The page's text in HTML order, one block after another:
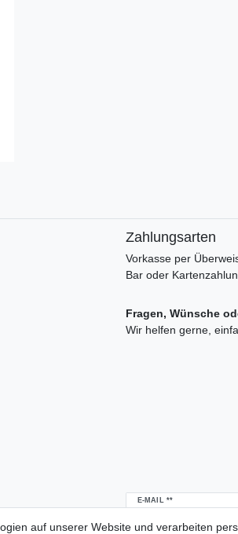
Zahlungsarten
Vorkasse per
Bar oder
Fragen, Wünsche
Wir helfen gerne,
E-MAIL **
Newsletter
auf unserer Website und verarbeiten